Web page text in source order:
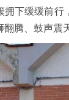
拥下缓缓前
腾、鼓声震